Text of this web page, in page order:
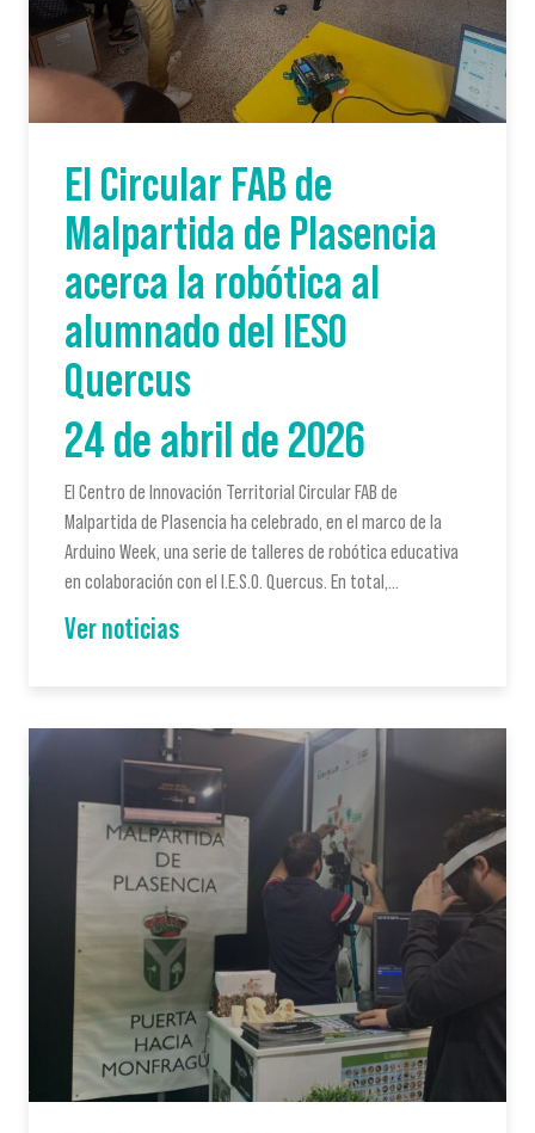
El Circular FAB de
Malpartida de Plasencia
acerca la robótica al
alumnado del IESO
Quercus
24 de abril de 2026
El Centro de Innovación Territorial Circular FAB de
Malpartida de Plasencia ha celebrado, en el marco de la
Arduino Week, una serie de talleres de robótica educativa
en colaboración con el I.E.S.O. Quercus. En total,…
Ver noticias